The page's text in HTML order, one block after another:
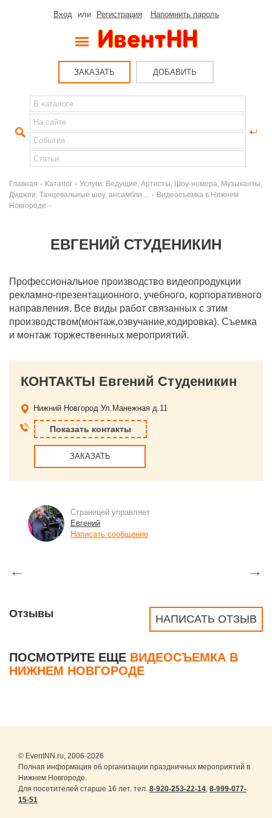
Вход или Регистрация Напомнить пароль
ЗАКАЗАТЬ ДОБАВИТЬ
Главная - Каталог - Услуги: Ведущие, Артисты, Шоу-номера, Музыканты,
Диджеи, Танцевальные шоу, ансамбли ...
- Видеосъемка в Нижнем
Новгороде -
ЕВГЕНИЙ СТУДЕНИКИН
Профессиональное производство видеопродукции
рекламно-презентационного, учебного, корпоративного
направления. Все виды работ связанных с этим
производством(монтаж,озвучание,кодировка). Съемка
и монтаж торжественных мероприятий.
КОНТАКТЫ Евгений Студеникин
Нижний Новгород Ул.Манежная д.11
Показать контакты
ЗАКАЗАТЬ
Страницей управляет
Евгений
Написать сообщение
← →
НАПИСАТЬ ОТЗЫВ
Отзывы
ПОСМОТРИТЕ ЕЩЕ ВИДЕОСЪЕМКА В
НИЖНЕМ НОВГОРОДЕ
© EventNN.ru, 2006-2026
Полная информация об организации праздничных мероприятий в
Нижнем Новгороде.
Для посетителей старше 16 лет. тел. 8-920-253-22-14, 8-999-077-
15-51